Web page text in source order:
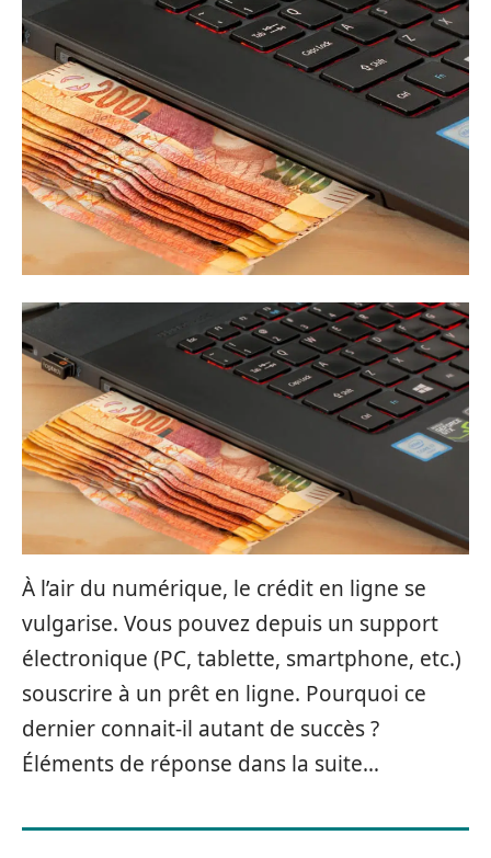
À l’air du numérique, le crédit en ligne se
vulgarise. Vous pouvez depuis un support
électronique (PC, tablette, smartphone, etc.)
souscrire à un prêt en ligne. Pourquoi ce
dernier connait-il autant de succès ?
Éléments de réponse dans la suite…